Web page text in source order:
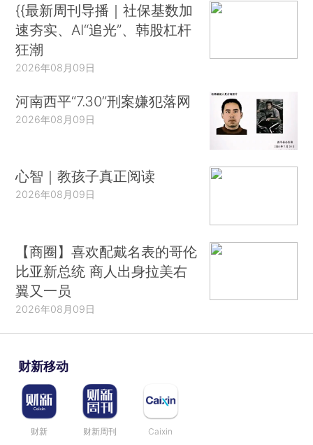
{{最新周刊导播｜社保基数加
速夯实、AI“追光”、韩股杠杆
狂潮
2026年08月09日
河南西平“7.30”刑案嫌犯落网
2026年08月09日
心智｜教孩子真正阅读
2026年08月09日
【商圈】喜欢配戴名表的哥伦
比亚新总统 商人出身拉美右
翼又一员
2026年08月09日
财新移动
财新 财新周刊 Caixin